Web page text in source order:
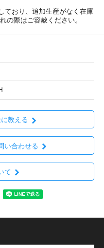
ており、追加生産がなく在庫
の際はご容赦ください。
教える
い合わせる
て